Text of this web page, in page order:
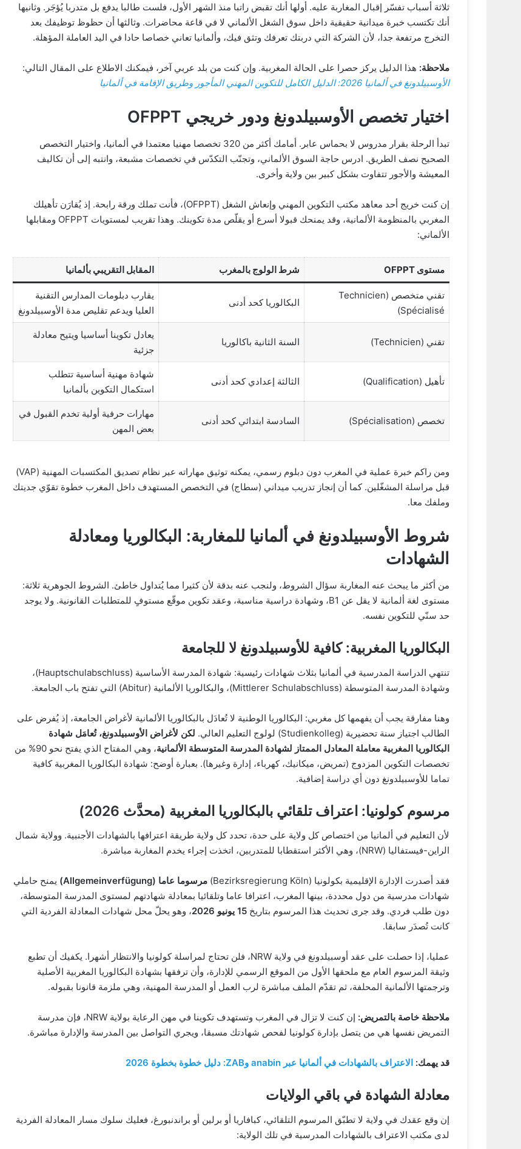
ثلاثة أسباب تفسّر إقبال المغاربة عليه. أولها أنك تقبض راتبا منذ الشهر الأول، فلست طالبا يدفع بل متدربا يُؤجَر. وثانيها
أنك تكتسب خبرة ميدانية حقيقية داخل سوق الشغل الألماني لا في قاعة محاضرات. وثالثها أن حظوظ توظيفك بعد
التخرج مرتفعة جدا، لأن الشركة التي دربتك تعرفك وتثق فيك، وألمانيا تعاني خصاصا حادا في اليد العاملة المؤهلة.
ملاحظة: هذا الدليل يركز حصرا على الحالة المغربية. وإن كنت من بلد عربي آخر، فيمكنك الاطلاع على المقال التالي:
الأوسبيلدونغ في ألمانيا 2026: الدليل الكامل للتكوين المهني المأجور وطريق الإقامة في ألمانيا
اختيار تخصص الأوسبيلدونغ ودور خريجي OFPPT
تبدأ الرحلة بقرار مدروس لا بحماس عابر. أمامك أكثر من 320 تخصصا مهنيا معتمدا في ألمانيا، واختيار التخصص
الصحيح نصف الطريق. ادرس حاجة السوق الألماني، وتجنّب التكدّس في تخصصات مشبعة، وانتبه إلى أن تكاليف
المعيشة والأجور تتفاوت بشكل كبير بين ولاية وأخرى.
إن كنت خريج أحد معاهد مكتب التكوين المهني وإنعاش الشغل (OFPPT)، فأنت تملك ورقة رابحة. إذ يُقارَن تأهيلك
المغربي بالمنظومة الألمانية، وقد يمنحك قبولا أسرع أو يقلّص مدة تكوينك. وهذا تقريب لمستويات OFPPT ومقابلها
الألماني:
مستوى OFPPT شرط الولوج بالمغرب المقابل التقريبي بألمانيا
تقني متخصص (Technicien
Spécialisé)
البكالوريا كحد أدنى
يقارب دبلومات المدارس التقنية
العليا ويدعم تقليص مدة الأوسبيلدونغ
تقني (Technicien) السنة الثانية باكالوريا
يعادل تكوينا أساسيا ويتيح معادلة
جزئية
تأهيل (Qualification) الثالثة إعدادي كحد أدنى
شهادة مهنية أساسية تتطلب
استكمال التكوين بألمانيا
تخصص (Spécialisation) السادسة ابتدائي كحد أدنى
مهارات حرفية أولية تخدم القبول في
بعض المهن
ومن راكم خبرة عملية في المغرب دون دبلوم رسمي، يمكنه توثيق مهاراته عبر نظام تصديق المكتسبات المهنية (VAP)
قبل مراسلة المشغّلين. كما أن إنجاز تدريب ميداني (سطاج) في التخصص المستهدف داخل المغرب خطوة تقوّي جديتك
وملفك معا.
شروط الأوسبيلدونغ في ألمانيا للمغاربة: البكالوريا ومعادلة
الشهادات
من أكثر ما يبحث عنه المغاربة سؤال الشروط، ولنجب عنه بدقة لأن كثيرا مما يُتداول خاطئ. الشروط الجوهرية ثلاثة:
مستوى لغة ألمانية لا يقل عن B1، وشهادة دراسية مناسبة، وعقد تكوين موقّع مستوفٍ للمتطلبات القانونية. ولا يوجد
حد سنّي للتكوين نفسه.
البكالوريا المغربية: كافية للأوسبيلدونغ لا للجامعة
تنتهي الدراسة المدرسية في ألمانيا بثلاث شهادات رئيسية: شهادة المدرسة الأساسية (Hauptschulabschluss)،
وشهادة المدرسة المتوسطة (Mittlerer Schulabschluss)، والبكالوريا الألمانية (Abitur) التي تفتح باب الجامعة.
وهنا مفارقة يجب أن يفهمها كل مغربي: البكالوريا الوطنية لا تُعادَل بالبكالوريا الألمانية لأغراض الجامعة، إذ يُفرض على
الطالب اجتياز سنة تحضيرية (Studienkolleg) لولوج التعليم العالي.
لكن لأغراض الأوسبيلدونغ، تُعامَل شهادة
البكالوريا المغربية معاملة المعادل الممتاز لشهادة المدرسة المتوسطة الألمانية
، وهي المفتاح الذي يفتح نحو 90% من
تخصصات التكوين المزدوج (تمريض، ميكانيك، كهرباء، إدارة وغيرها). بعبارة أوضح: شهادة البكالوريا المغربية كافية
تماما للأوسبيلدونغ دون أي دراسة إضافية.
مرسوم كولونيا: اعتراف تلقائي بالبكالوريا المغربية (محدَّث 2026)
لأن التعليم في ألمانيا من اختصاص كل ولاية على حدة، تحدد كل ولاية طريقة اعترافها بالشهادات الأجنبية. وولاية شمال
الراين-فيستفاليا (NRW)، وهي الأكثر استقطابا للمتدربين، اتخذت إجراء يخدم المغاربة مباشرة.
فقد أصدرت الإدارة الإقليمية بكولونيا (Bezirksregierung Köln) مرسوما عاما (Allgemeinverfügung)
يمنح حاملي
شهادات مدرسية من دول محددة، بينها المغرب، اعترافا عاما وتلقائيا بمعادلة شهادتهم لمستوى المدرسة المتوسطة،
دون طلب فردي. وقد جرى تحديث هذا المرسوم بتاريخ 15 يونيو 2026
، وهو يحلّ محل شهادات المعادلة الفردية التي
كانت تُصدَر سابقا.
عمليا، إذا حصلت على عقد أوسبيلدونغ في ولاية NRW، فلن تحتاج لمراسلة كولونيا والانتظار أشهرا. يكفيك أن تطبع
وثيقة المرسوم العام مع ملحقها الأول من الموقع الرسمي للإدارة، وأن ترفقها بشهادة البكالوريا المغربية الأصلية
وترجمتها الألمانية المحلفة، ثم تقدّم الملف مباشرة لرب العمل أو المدرسة المهنية، وهي ملزمة قانونا بقبوله.
ملاحظة خاصة بالتمريض:
إن كنت لا تزال في المغرب وتستهدف تكوينا في مهن الرعاية بولاية NRW، فإن مدرسة
التمريض نفسها هي من يتصل بإدارة كولونيا لفحص شهادتك مسبقا، ويجري التواصل بين المدرسة والإدارة مباشرة.
قد يهمك: الاعتراف بالشهادات في ألمانيا عبر anabin وZAB: دليل خطوة بخطوة 2026
معادلة الشهادة في باقي الولايات
إن وقع عقدك في ولاية لا تطبّق المرسوم التلقائي، كبافاريا أو برلين أو براندنبورغ، فعليك سلوك مسار المعادلة الفردية
لدى مكتب الاعتراف بالشهادات المدرسية في تلك الولاية: